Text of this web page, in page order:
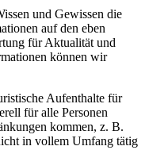
und Gewissen die
auf den eben
für Aktualität und
können wir
Aufenthalte für
für alle Personen
kommen, z. B.
in vollem Umfang tätig